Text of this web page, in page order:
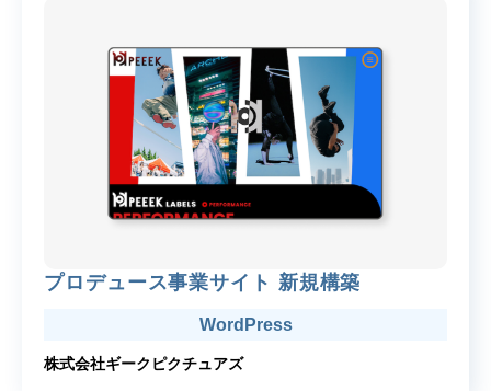
プロデュース事業サイト 新規構築
WordPress
株式会社ギークピクチュアズ